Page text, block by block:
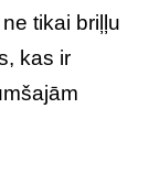
tikai briļļu
kas ir